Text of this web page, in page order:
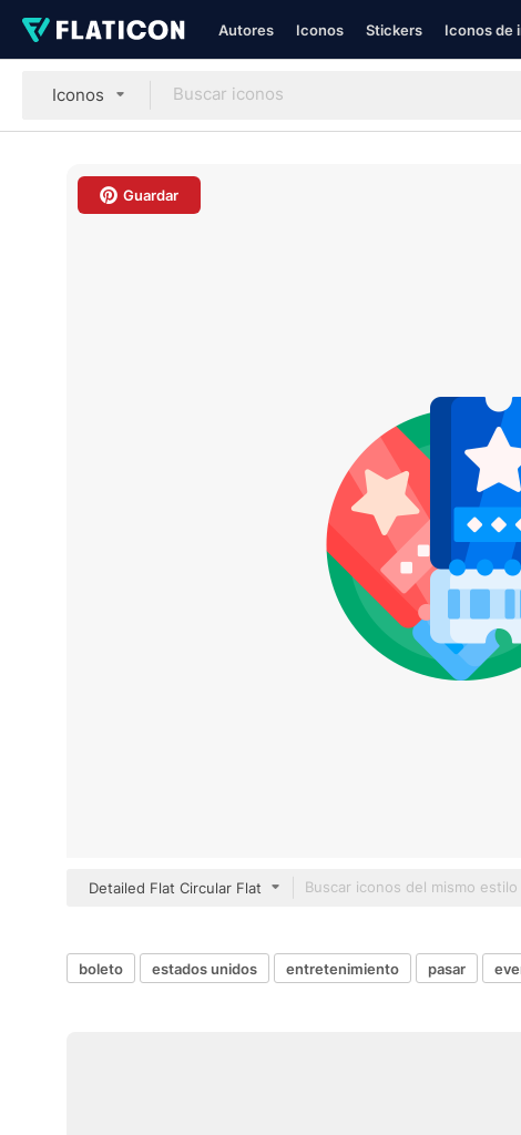
Autores Iconos Stickers Iconos de
Iconos
Guardar
Detailed Flat Circular Flat
boleto estados unidos entretenimiento pasar